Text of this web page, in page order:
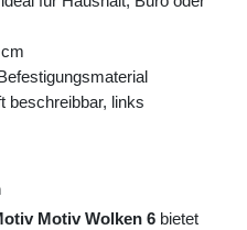
beschreibbar, links
Motiv Wolken 6 bietet